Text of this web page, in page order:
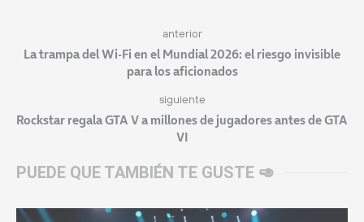
anterior
La trampa del Wi-Fi en el Mundial 2026: el riesgo invisible
para los aficionados
siguiente
Rockstar regala GTA V a millones de jugadores antes de GTA
VI
PUEDE QUE TAMBIÉN TE GUSTE 🥑